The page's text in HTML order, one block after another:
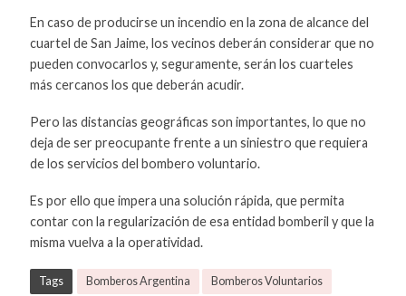
En caso de producirse un incendio en la zona de alcance del
cuartel de San Jaime, los vecinos deberán considerar que no
pueden convocarlos y, seguramente, serán los cuarteles
más cercanos los que deberán acudir.
Pero las distancias geográficas son importantes, lo que no
deja de ser preocupante frente a un siniestro que requiera
de los servicios del bombero voluntario.
Es por ello que impera una solución rápida, que permita
contar con la regularización de esa entidad bomberil y que la
misma vuelva a la operatividad.
Tags Bomberos Argentina Bomberos Voluntarios